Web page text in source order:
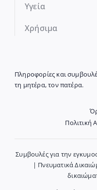
Υγεία
Χρήσιμα
Πληροφορίες και
τη μητέρα, τον πατέρα.
Πολιτική
Συμβουλές για την
| Πνευματικά